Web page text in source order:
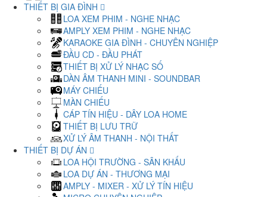
THIẾT BỊ GIA ĐÌNH
LOA XEM PHIM - NGHE NHẠC
AMPLY XEM PHIM - NGHE NHẠC
KARAOKE GIA ĐÌNH - CHUYÊN NGHIỆP
ĐẦU CD - ĐẦU PHÁT
THIẾT BỊ XỬ LÝ NHẠC SỐ
DÀN ÂM THANH MINI - SOUNDBAR
MÁY CHIẾU
MÀN CHIẾU
CÁP TÍN HIỆU - DÂY LOA HOME
THIẾT BỊ LƯU TRỮ
XỬ LÝ ÂM THANH - NỘI THẤT
THIẾT BỊ DỰ ÁN
LOA HỘI TRƯỜNG - SÂN KHẤU
LOA DỰ ÁN - THƯƠNG MẠI
AMPLY - MIXER - XỬ LÝ TÍN HIỆU